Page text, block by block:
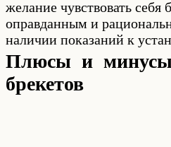
желание чувствовать себя
оправданным и
наличии показаний к
Плюсы и минусы
брекетов